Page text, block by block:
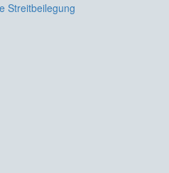
Streitbeilegung